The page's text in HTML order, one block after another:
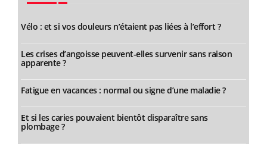
Vélo : et si vos douleurs n’étaient pas liées à l’effort ?
Les crises d’angoisse peuvent-elles survenir sans raison
apparente ?
Fatigue en vacances : normal ou signe d’une maladie ?
Et si les caries pouvaient bientôt disparaître sans
plombage ?